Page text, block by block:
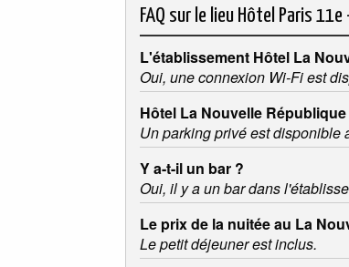
FAQ sur le lieu Hôtel Paris 11e
L'établissement Hôtel La
Oui, une connexion Wi-Fi est
Hôtel La Nouvelle
Un parking privé est disponible
Y a-t-il un bar ?
Oui, il y a un bar dans
Le prix de la nuitée au La
Le petit déjeuner est inclus.